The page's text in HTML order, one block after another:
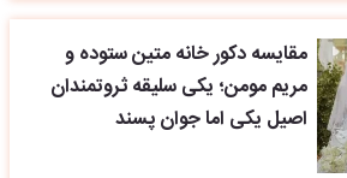
مقایسه دکور خانه متین ستوده و
مریم مومن؛ یکی سلیقه ثروتمندان
اصیل یکی اما جوان پسند